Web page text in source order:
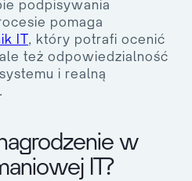
podpisywania
pomaga
IT, który potrafi ocenić
też odpowiedzialność
i realną
w
IT?